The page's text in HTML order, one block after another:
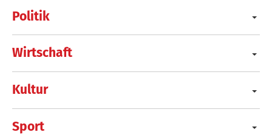
Politik
Wirtschaft
Kultur
Sport